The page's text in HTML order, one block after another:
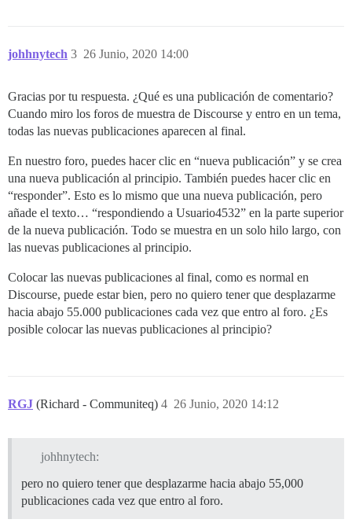
johhnytech 26 Junio, 2020 14:00
3
Gracias por tu respuesta. ¿Qué es una publicación de comentario?
Cuando miro los foros de muestra de Discourse y entro en un tema,
todas las nuevas publicaciones aparecen al final.
En nuestro foro, puedes hacer clic en “nueva publicación” y se crea
una nueva publicación al principio. También puedes hacer clic en
“responder”. Esto es lo mismo que una nueva publicación, pero
añade el texto… “respondiendo a Usuario4532” en la parte superior
de la nueva publicación. Todo se muestra en un solo hilo largo, con
las nuevas publicaciones al principio.
Colocar las nuevas publicaciones al final, como es normal en
Discourse, puede estar bien, pero no quiero tener que desplazarme
hacia abajo 55.000 publicaciones cada vez que entro al foro. ¿Es
posible colocar las nuevas publicaciones al principio?
RGJ (Richard - Communiteq) 26 Junio, 2020 14:12
4
johhnytech:
pero no quiero tener que desplazarme hacia abajo 55,000
publicaciones cada vez que entro al foro.